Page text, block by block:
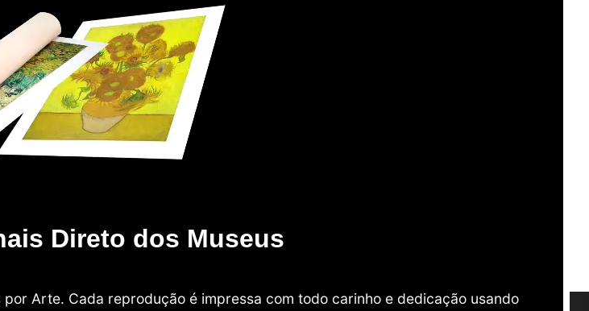
Direto dos Museus
Arte. Cada reprodução é impressa com todo carinho e dedicação usando